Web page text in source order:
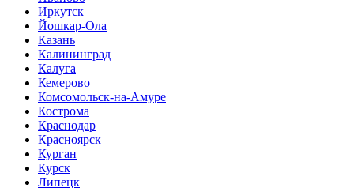
Иркутск
Йошкар-Ола
Казань
Калининград
Калуга
Кемерово
Комсомольск-на-Амуре
Кострома
Краснодар
Красноярск
Курган
Курск
Липецк